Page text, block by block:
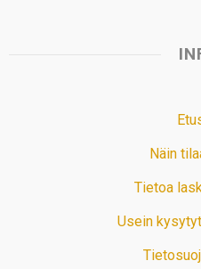
Näin
Tietoa
Usein